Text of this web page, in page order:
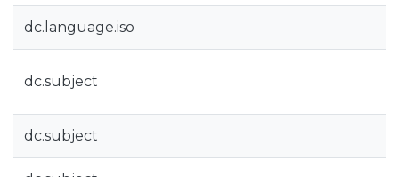
dc.language.iso
dc.subject
dc.subject